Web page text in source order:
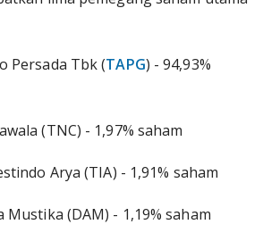
Persada Tbk (TAPG) - 94,93%
(TNC) - 1,97% saham
Arya (TIA) - 1,91% saham
Mustika (DAM) - 1,19% saham